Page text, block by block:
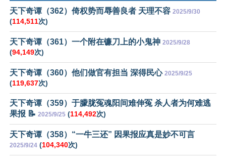
天下奇谭（362）倚权势而辱善良者 天理不容 2025/9/30
(114,511次)
天下奇谭（361）一个附在镰刀上的小鬼神 2025/9/28
(94,149次)
天下奇谭（360）他们做官有担当 深得民心 2025/9/25
(119,637次)
天下奇谭（359）于朦胧冤魂阳间难伸冤 杀人者为何难逃
果报 📝 2025/9/25 (114,492次)
天下奇谭（358）“一牛三还” 因果报应真是妙不可言
2025/9/24 (104,340次)